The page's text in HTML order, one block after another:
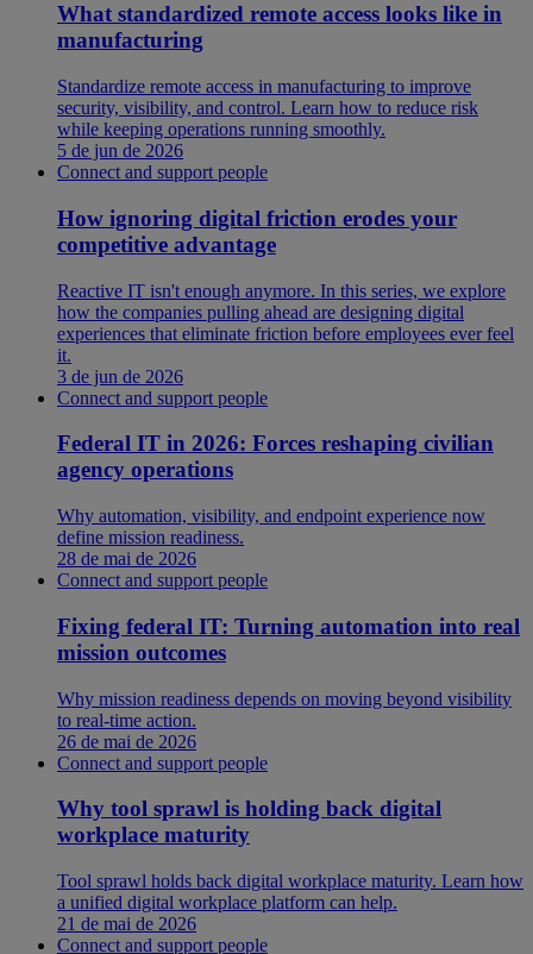
What standardized remote access looks like in
manufacturing
Standardize remote access in manufacturing to improve
security, visibility, and control. Learn how to reduce risk
while keeping operations running smoothly.
5 de jun de 2026
Connect and support people
How ignoring digital friction erodes your
competitive advantage
Reactive IT isn't enough anymore. In this series, we explore
how the companies pulling ahead are designing digital
experiences that eliminate friction before employees ever feel
it.
3 de jun de 2026
Connect and support people
Federal IT in 2026: Forces reshaping civilian
agency operations
Why automation, visibility, and endpoint experience now
define mission readiness.
28 de mai de 2026
Connect and support people
Fixing federal IT: Turning automation into real
mission outcomes
Why mission readiness depends on moving beyond visibility
to real-time action.
26 de mai de 2026
Connect and support people
Why tool sprawl is holding back digital
workplace maturity
Tool sprawl holds back digital workplace maturity. Learn how
a unified digital workplace platform can help.
21 de mai de 2026
Connect and support people